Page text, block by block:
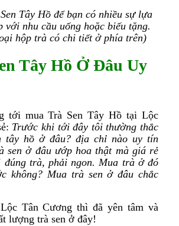
Tây Hồ để bạn có nhiều sự lựa
với nhu cầu uống hoặc biếu tặng.
hộp trà có chi tiết ở phía trên)
Tây Hồ Ở Đâu Uy
tới mua Trà Sen Tây Hồ tại Lộc
Trước khi tới đây tôi thường thắc
tây hồ ở đâu? địa chỉ nào uy tín
sen ở đâu ướp hoa thật mà giá rẻ
đúng trà, phải ngon. Mua trà ở đó
không? Mua trà sen ở đâu chắc
Tân Cương thì đã yên tâm và
lượng trà sen ở đây!